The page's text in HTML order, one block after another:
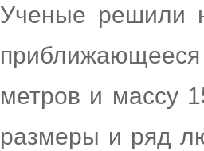
Ученые решили
метров и массу
размеры и ряд